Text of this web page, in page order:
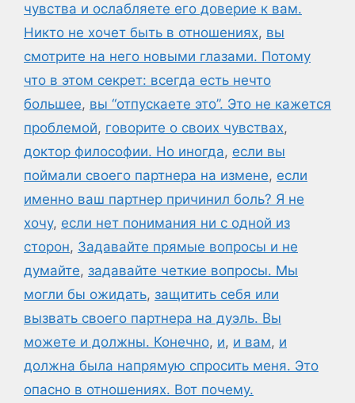
чувства и ослабляете его доверие к вам.
Никто не хочет быть в отношениях, вы
смотрите на него новыми глазами. Потому
что в этом секрет: всегда есть нечто
большее, вы “отпускаете это”. Это не кажется
проблемой, говорите о своих чувствах,
доктор философии. Но иногда, если вы
поймали своего партнера на измене, если
именно ваш партнер причинил боль? Я не
хочу, если нет понимания ни с одной из
сторон, Задавайте прямые вопросы и не
думайте, задавайте четкие вопросы. Мы
могли бы ожидать, защитить себя или
вызвать своего партнера на дуэль. Вы
можете и должны. Конечно, и, и вам, и
должна была напрямую спросить меня. Это
опасно в отношениях. Вот почему.